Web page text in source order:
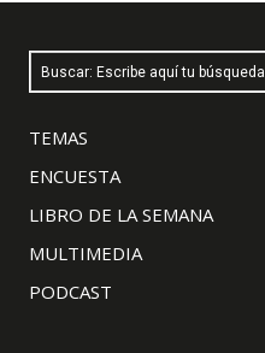
Buscar: Escribe aquí tu búsqueda
TEMAS
ENCUESTA
LIBRO DE LA SEMANA
MULTIMEDIA
PODCAST